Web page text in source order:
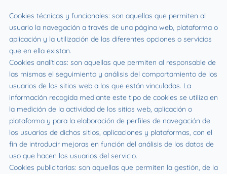
Cookies técnicas y funcionales: son aquellas que permiten al
usuario la navegación a través de una página web, plataforma o
aplicación y la utilización de las diferentes opciones o servicios
que en ella existan.
Cookies analíticas: son aquellas que permiten al responsable de
las mismas el seguimiento y análisis del comportamiento de los
usuarios de los sitios web a los que están vinculadas. La
información recogida mediante este tipo de cookies se utiliza en
la medición de la actividad de los sitios web, aplicación o
plataforma y para la elaboración de perfiles de navegación de
los usuarios de dichos sitios, aplicaciones y plataformas, con el
fin de introducir mejoras en función del análisis de los datos de
uso que hacen los usuarios del servicio.
Cookies publicitarias: son aquellas que permiten la gestión, de la